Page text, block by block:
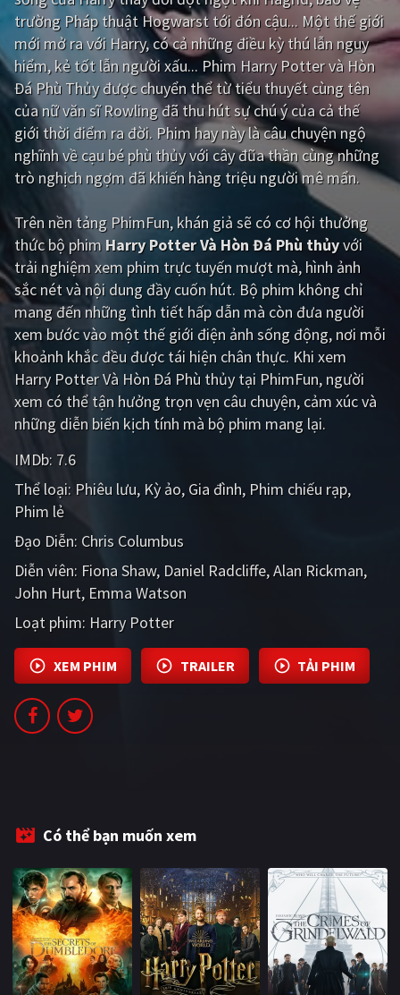
Giật gân Gia đình
Bí ẩn Lịch sử
Viễn Tây Tiểu sử
GameShow DramaTV
QUỐC GIA
Âu - Mỹ Trung Quốc - Hồng Kông
Hàn Quốc Nhật Bản
Ấn Độ Việt Nam
Tổng hợp
CẬP NHẬT
PHIM MỚI
PHIM BỘ
PHIM LẺ
TUYỂN TẬP PHIM
BLOG
trường Pháp thuật Hogwarst tới đón cậu... Một thế giới
mới mở ra với Harry, có cả những điều kỳ thú lẫn nguy
hiểm, kẻ tốt lẫn người xấu... Phim Harry Potter và Hòn
Đá Phù Thủy được chuyển thể từ tiểu thuyết cùng tên
của nữ văn sĩ Rowling đã thu hút sự chú ý của cả thế
giới thời điểm ra đời. Phim hay này là câu chuyện ngộ
nghĩnh về cạu bé phù thủy với cây đũa thần cùng những
trò nghịch ngợm đã khiến hàng triệu người mê mẩn.
Trên nền tảng PhimFun, khán giả sẽ có cơ hội thưởng
thức bộ phim Harry Potter Và Hòn Đá Phù thủyvới
trải nghiệm xem phim trực tuyến mượt mà, hình ảnh
sắc nét và nội dung đầy cuốn hút. Bộ phim không chỉ
mang đến những tình tiết hấp dẫn mà còn đưa người
xem bước vào một thế giới điện ảnh sống động, nơi mỗi
khoảnh khắc đều được tái hiện chân thực. Khi xem
Harry Potter Và Hòn Đá Phù thủy tại PhimFun, người
xem có thể tận hưởng trọn vẹn câu chuyện, cảm xúc và
những diễn biến kịch tính mà bộ phim mang lại.
IMDb: 7.6
Thể loại: Phiêu lưu Kỳ ảo Gia đình Phim chiếu rạp
Phim lẻ
Đạo Diễn: Chris Columbus
Diễn viên: Fiona Shaw Daniel Radcliffe Alan Rickman
John Hurt Emma Watson
Loạt phim: Harry Potter
XEM PHIM TRAILER TẢI PHIM
Có thể bạn muốn xem